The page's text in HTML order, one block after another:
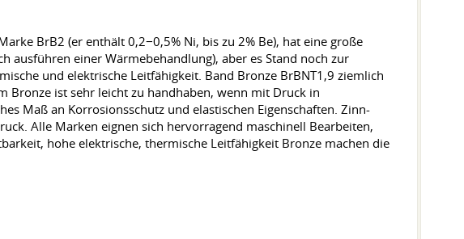
BrB2 (er enthält 0,2−0,5% Ni, bis zu 2% Be), hat eine große
ausführen einer Wärmebehandlung), aber es Stand noch zur
und elektrische Leitfähigkeit. Band Bronze BrBNT1,9 ziemlich
Bronze ist sehr leicht zu handhaben, wenn mit Druck in
Maß an Korrosionsschutz und elastischen Eigenschaften. Zinn-
Alle Marken eignen sich hervorragend maschinell Bearbeiten,
hohe elektrische, thermische Leitfähigkeit Bronze machen die